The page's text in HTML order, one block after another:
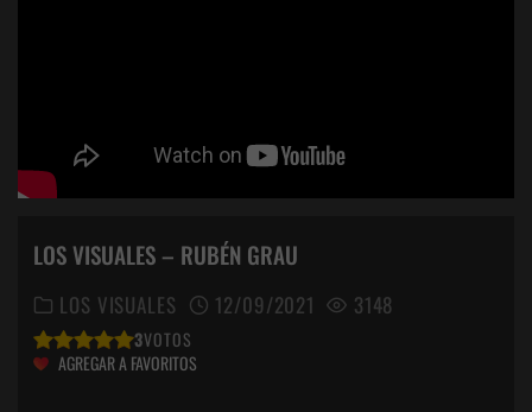
LOS VISUALES – RUBÉN GRAU
LOS VISUALES 12/09/2021 3148
3VOTOS
AGREGAR A FAVORITOS